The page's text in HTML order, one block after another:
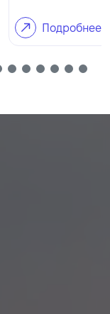
Подробнее